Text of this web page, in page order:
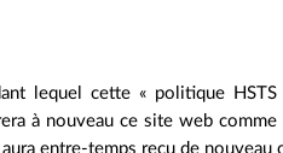
lequel cette « politique
à nouveau ce site web
entre-temps reçu de nouveau